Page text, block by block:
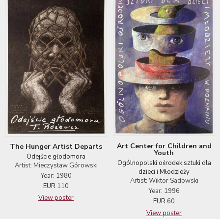
The Hunger Artist Departs
Odejście głodomora
Artist: Mieczysław Górowski
Year: 1980
EUR 110
View poster
Art Center for Children and
Youth
Ogólnopolski ośrodek sztuki dla
dzieci i Młodzieży
Artist: Wiktor Sadowski
Year: 1996
EUR 60
View poster